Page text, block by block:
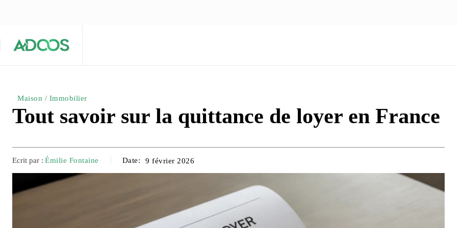
Maison / Immobilier
Tout savoir sur la quittance de loyer en France
Ecrit par : Émilie Fontaine Date: 9 février 2026